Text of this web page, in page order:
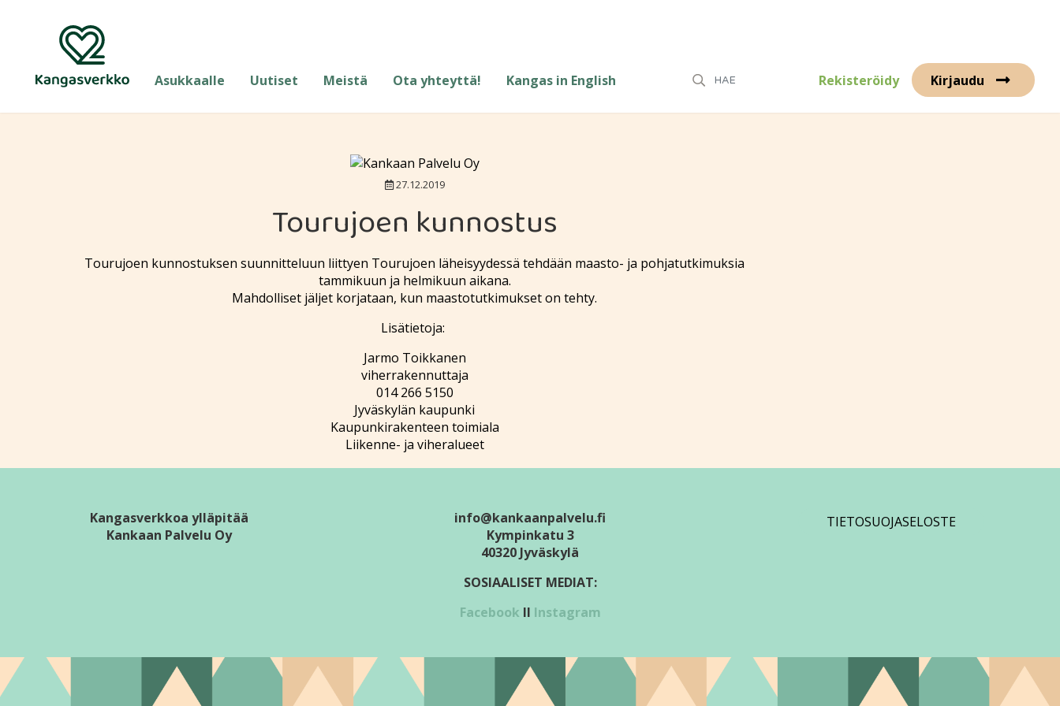
Asukkaalle Uutiset Meistä Ota yhteyttä! Kangas in English Rekisteröidy Kirjaudu
27.12.2019
Tourujoen kunnostus
Tourujoen kunnostuksen suunnitteluun liittyen Tourujoen läheisyydessä tehdään maasto- ja pohjatutkimuksia
tammikuun ja helmikuun aikana.
Mahdolliset jäljet korjataan, kun maastotutkimukset on tehty.
Lisätietoja:
Jarmo Toikkanen
viherrakennuttaja
014 266 5150
Jyväskylän kaupunki
Kaupunkirakenteen toimiala
Liikenne- ja viheralueet
Kangasverkkoa ylläpitää
Kankaan Palvelu Oy
info@kankaanpalvelu.fi
Kympinkatu 3
40320 Jyväskylä
SOSIAALISET MEDIAT:
Facebook II Instagram
TIETOSUOJASELOSTE